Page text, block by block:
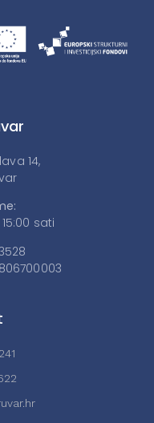
14,
sati